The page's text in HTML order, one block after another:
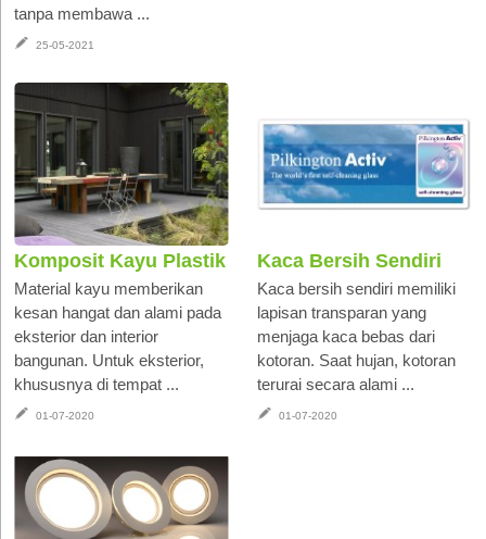
tanpa membawa ...
25-05-2021
Komposit Kayu Plastik
Material kayu memberikan
kesan hangat dan alami pada
eksterior dan interior
bangunan. Untuk eksterior,
khususnya di tempat ...
01-07-2020
Kaca Bersih Sendiri
Kaca bersih sendiri memiliki
lapisan transparan yang
menjaga kaca bebas dari
kotoran. Saat hujan, kotoran
terurai secara alami ...
01-07-2020